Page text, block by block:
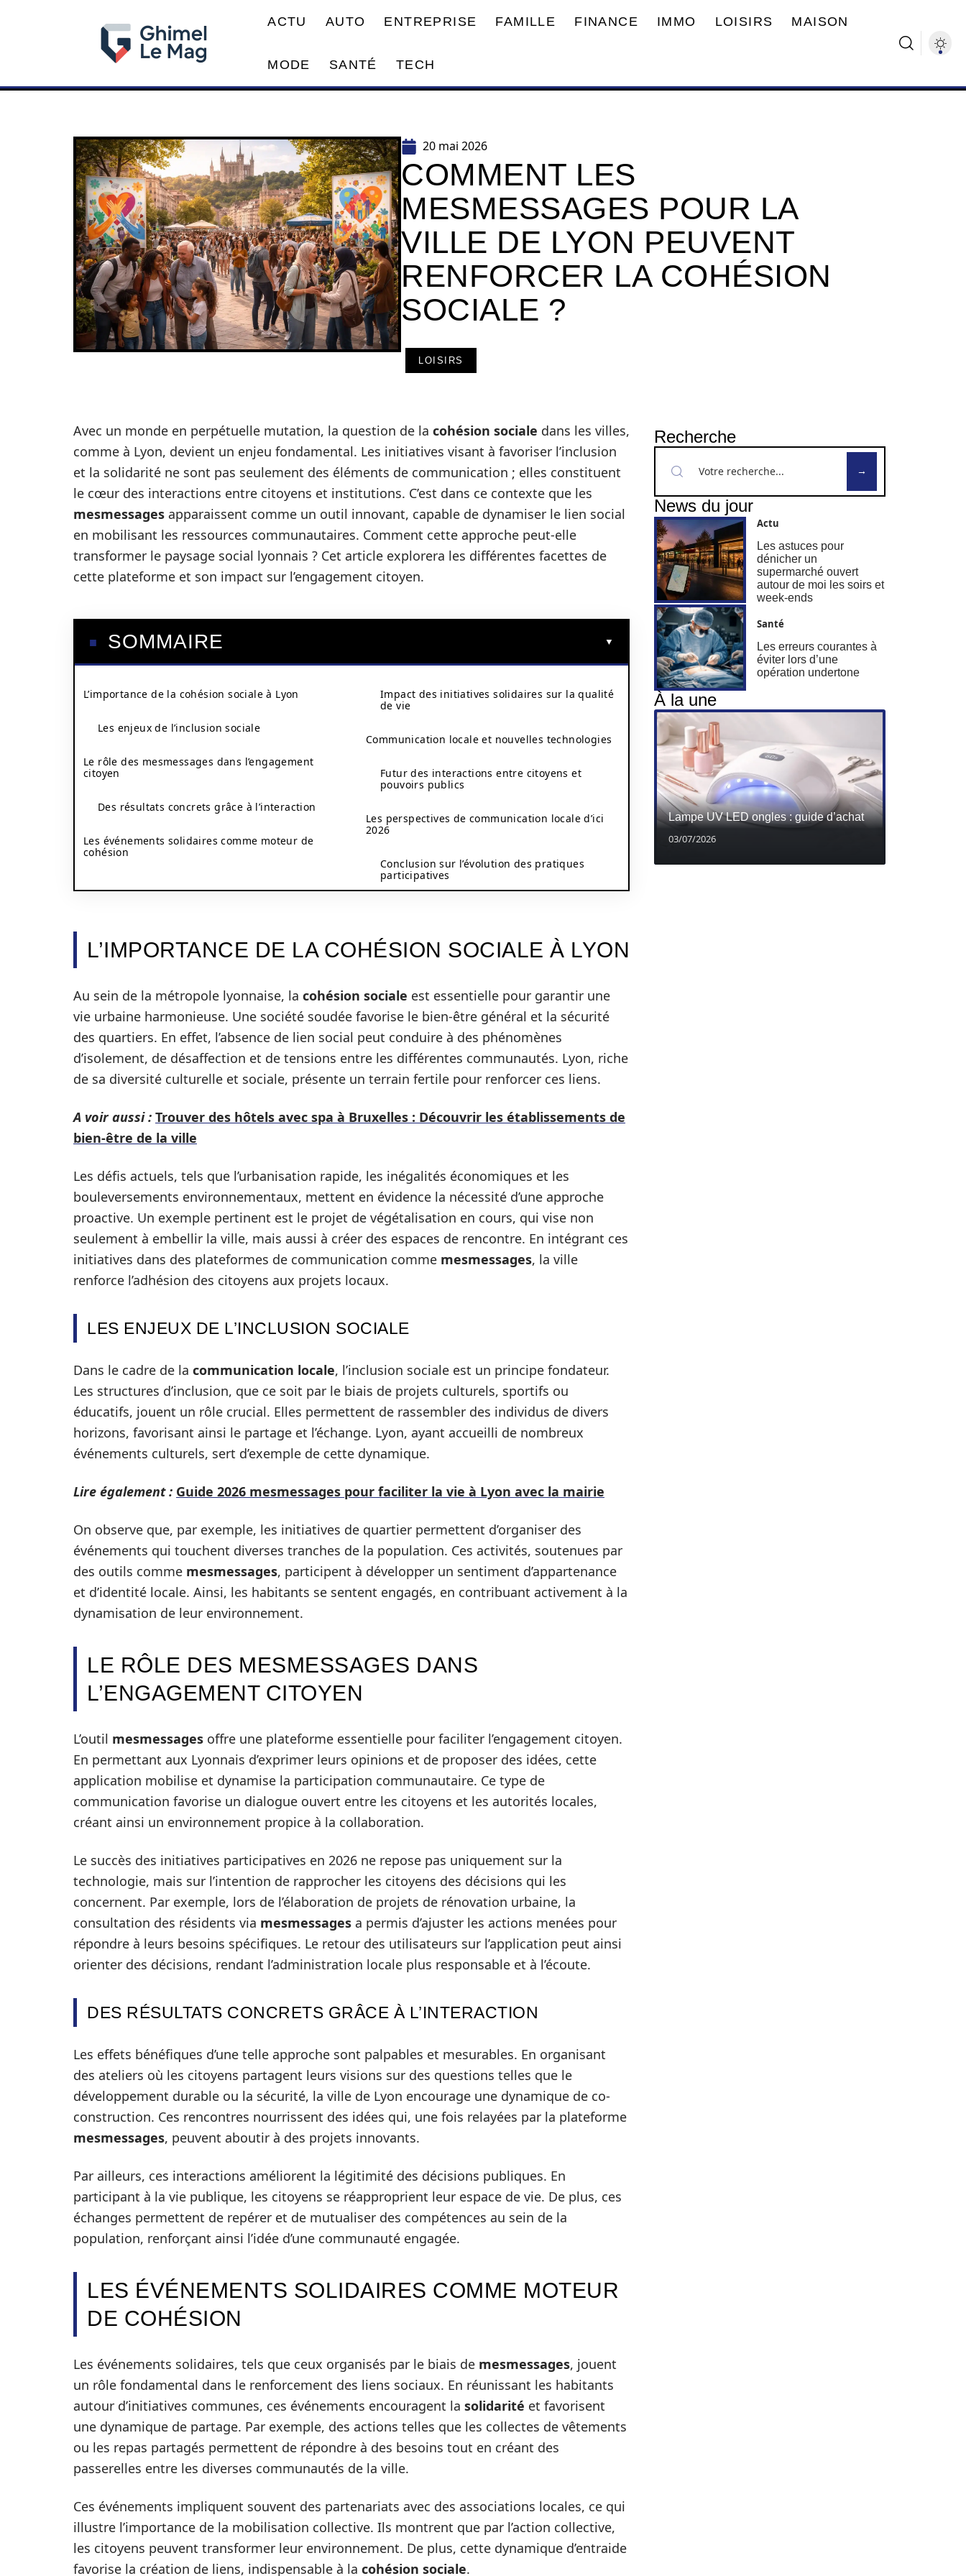
ACTU AUTO ENTREPRISE FAMILLE FINANCE IMMO LOISIRS MAISON
MODE SANTÉ TECH
20 mai 2026
COMMENT LES
MESMESSAGES POUR LA
VILLE DE LYON PEUVENT
RENFORCER LA COHÉSION
SOCIALE ?
LOISIRS
Avec un monde en perpétuelle mutation, la question de la cohésion sociale dans les villes,
comme à Lyon, devient un enjeu fondamental. Les initiatives visant à favoriser l’inclusion
et la solidarité ne sont pas seulement des éléments de communication ; elles constituent
le cœur des interactions entre citoyens et institutions. C’est dans ce contexte que les
mesmessages apparaissent comme un outil innovant, capable de dynamiser le lien social
en mobilisant les ressources communautaires. Comment cette approche peut-elle
transformer le paysage social lyonnais ? Cet article explorera les différentes facettes de
cette plateforme et son impact sur l’engagement citoyen.
SOMMAIRE
L’importance de la cohésion sociale à Lyon
Les enjeux de l’inclusion sociale
Le rôle des mesmessages dans l’engagement
citoyen
Des résultats concrets grâce à l’interaction
Les événements solidaires comme moteur de
cohésion
Impact des initiatives solidaires sur la qualité
de vie
Communication locale et nouvelles technologies
Futur des interactions entre citoyens et
pouvoirs publics
Les perspectives de communication locale d’ici
2026
Conclusion sur l’évolution des pratiques
participatives
L’IMPORTANCE DE LA COHÉSION SOCIALE À LYON
Au sein de la métropole lyonnaise, la cohésion sociale est essentielle pour garantir une
vie urbaine harmonieuse. Une société soudée favorise le bien-être général et la sécurité
des quartiers. En effet, l’absence de lien social peut conduire à des phénomènes
d’isolement, de désaffection et de tensions entre les différentes communautés. Lyon, riche
de sa diversité culturelle et sociale, présente un terrain fertile pour renforcer ces liens.
A voir aussi : Trouver des hôtels avec spa à Bruxelles : Découvrir les établissements de
bien-être de la ville
Les défis actuels, tels que l’urbanisation rapide, les inégalités économiques et les
bouleversements environnementaux, mettent en évidence la nécessité d’une approche
proactive. Un exemple pertinent est le projet de végétalisation en cours, qui vise non
seulement à embellir la ville, mais aussi à créer des espaces de rencontre. En intégrant ces
initiatives dans des plateformes de communication comme mesmessages, la ville
renforce l’adhésion des citoyens aux projets locaux.
LES ENJEUX DE L’INCLUSION SOCIALE
Dans le cadre de la communication locale, l’inclusion sociale est un principe fondateur.
Les structures d’inclusion, que ce soit par le biais de projets culturels, sportifs ou
éducatifs, jouent un rôle crucial. Elles permettent de rassembler des individus de divers
horizons, favorisant ainsi le partage et l’échange. Lyon, ayant accueilli de nombreux
événements culturels, sert d’exemple de cette dynamique.
Lire également : Guide 2026 mesmessages pour faciliter la vie à Lyon avec la mairie
On observe que, par exemple, les initiatives de quartier permettent d’organiser des
événements qui touchent diverses tranches de la population. Ces activités, soutenues par
des outils comme mesmessages, participent à développer un sentiment d’appartenance
et d’identité locale. Ainsi, les habitants se sentent engagés, en contribuant activement à la
dynamisation de leur environnement.
LE RÔLE DES MESMESSAGES DANS
L’ENGAGEMENT CITOYEN
L’outil mesmessages offre une plateforme essentielle pour faciliter l’engagement citoyen.
En permettant aux Lyonnais d’exprimer leurs opinions et de proposer des idées, cette
application mobilise et dynamise la participation communautaire. Ce type de
communication favorise un dialogue ouvert entre les citoyens et les autorités locales,
créant ainsi un environnement propice à la collaboration.
Le succès des initiatives participatives en 2026 ne repose pas uniquement sur la
technologie, mais sur l’intention de rapprocher les citoyens des décisions qui les
concernent. Par exemple, lors de l’élaboration de projets de rénovation urbaine, la
consultation des résidents via mesmessages a permis d’ajuster les actions menées pour
répondre à leurs besoins spécifiques. Le retour des utilisateurs sur l’application peut ainsi
orienter des décisions, rendant l’administration locale plus responsable et à l’écoute.
DES RÉSULTATS CONCRETS GRÂCE À L’INTERACTION
Les effets bénéfiques d’une telle approche sont palpables et mesurables. En organisant
des ateliers où les citoyens partagent leurs visions sur des questions telles que le
développement durable ou la sécurité, la ville de Lyon encourage une dynamique de co-
construction. Ces rencontres nourrissent des idées qui, une fois relayées par la plateforme
mesmessages, peuvent aboutir à des projets innovants.
Par ailleurs, ces interactions améliorent la légitimité des décisions publiques. En
participant à la vie publique, les citoyens se réapproprient leur espace de vie. De plus, ces
échanges permettent de repérer et de mutualiser des compétences au sein de la
population, renforçant ainsi l’idée d’une communauté engagée.
LES ÉVÉNEMENTS SOLIDAIRES COMME MOTEUR
DE COHÉSION
Les événements solidaires, tels que ceux organisés par le biais de mesmessages, jouent
un rôle fondamental dans le renforcement des liens sociaux. En réunissant les habitants
autour d’initiatives communes, ces événements encouragent la solidarité et favorisent
une dynamique de partage. Par exemple, des actions telles que les collectes de vêtements
ou les repas partagés permettent de répondre à des besoins tout en créant des
passerelles entre les diverses communautés de la ville.
Ces événements impliquent souvent des partenariats avec des associations locales, ce qui
illustre l’importance de la mobilisation collective. Ils montrent que par l’action collective,
les citoyens peuvent transformer leur environnement. De plus, cette dynamique d’entraide
favorise la création de liens, indispensable à la cohésion sociale.
Recherche
News du jour
Actu
Les astuces pour
dénicher un
supermarché ouvert
autour de moi les soirs et
week-ends
Santé
Les erreurs courantes à
éviter lors d’une
opération undertone
À la une
Lampe UV LED ongles : guide d’achat
03/07/2026